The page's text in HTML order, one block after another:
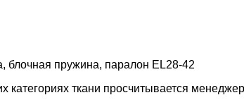
пружина, паралон EL28-42
категориях ткани просчитывается